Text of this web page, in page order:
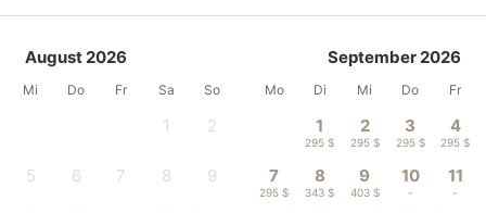
August 2026
Mi Do Fr Sa So
1 2
5 6 7 8 9
September 2026
Mo Di Mi Do Fr
1
295 $
2
295 $
3
295 $
4
295 $
7
295 $
8
343 $
9
403 $
10
-
11
-